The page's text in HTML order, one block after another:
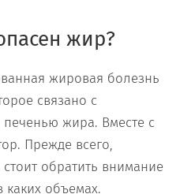
жир?
жировая болезнь
связано с
жира. Вместе с
Прежде всего,
обратить внимание
каких объемах.